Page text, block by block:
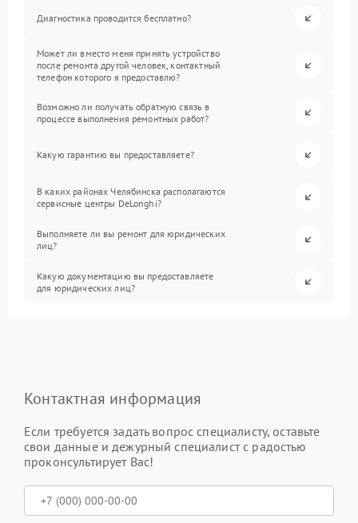
Диагностика проводится бесплатно?
Может ли вместо меня принять устройство
после ремонта другой человек, контактный
телефон которого я предоставлю?
Возможно ли получать обратную связь в
процессе выполнения ремонтных работ?
Какую гарантию вы предоставляете?
В каких районах Челябинска располагаются
сервисные центры DeLonghi?
Выполняете ли вы ремонт для юридических
лиц?
Какую документацию вы предоставляете
для юридических лиц?
Контактная информация
Если требуется задать вопрос специалисту, оставьте
свои данные и дежурный специалист с радостью
проконсультирует Вас!